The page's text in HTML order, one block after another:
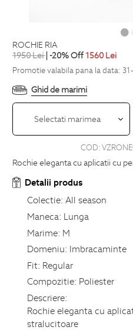
ROCHIE RIA
1950Lei| -20% Off 1560 Lei
Promotie valabila pana la data:
Ghid de marimi
Selectati marimea
COD:
Rochie eleganta cu aplicatii cu
Detalii produs
Colectie: All season
Maneca: Lunga
Marime: M
Domeniu: Imbracaminte
Fit: Regular
Compozitie: Poliester
Descriere:
Rochie eleganta cu
stralucitoare